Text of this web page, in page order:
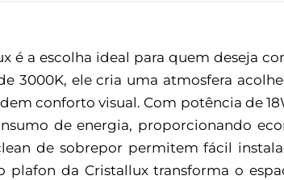
é a escolha ideal para quem deseja
3000K, ele cria uma atmosfera
conforto visual. Com potência de
de energia, proporcionando
de sobrepor permitem fácil
da Cristallux transforma o